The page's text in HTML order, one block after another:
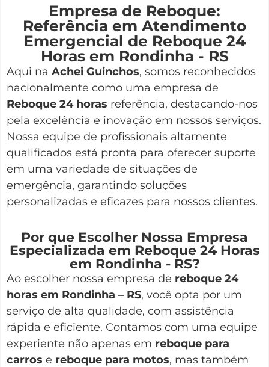
Empresa de Reboque:
Referência em Atendimento
Emergencial de Reboque 24
Horas em Rondinha - RS
Aqui na Achei Guinchos, somos reconhecidos
nacionalmente como uma empresa de
Reboque 24 horas referência, destacando-nos
pela excelência e inovação em nossos serviços.
Nossa equipe de profissionais altamente
qualificados está pronta para oferecer suporte
em uma variedade de situações de
emergência, garantindo soluções
personalizadas e eficazes para nossos clientes.
Por que Escolher Nossa Empresa
Especializada em Reboque 24 Horas
em Rondinha - RS?
Ao escolher nossa empresa de reboque 24
horas em Rondinha – RS, você opta por um
serviço de alta qualidade, com assistência
rápida e eficiente. Contamos com uma equipe
experiente não apenas em reboque para
carros e reboque para motos, mas também